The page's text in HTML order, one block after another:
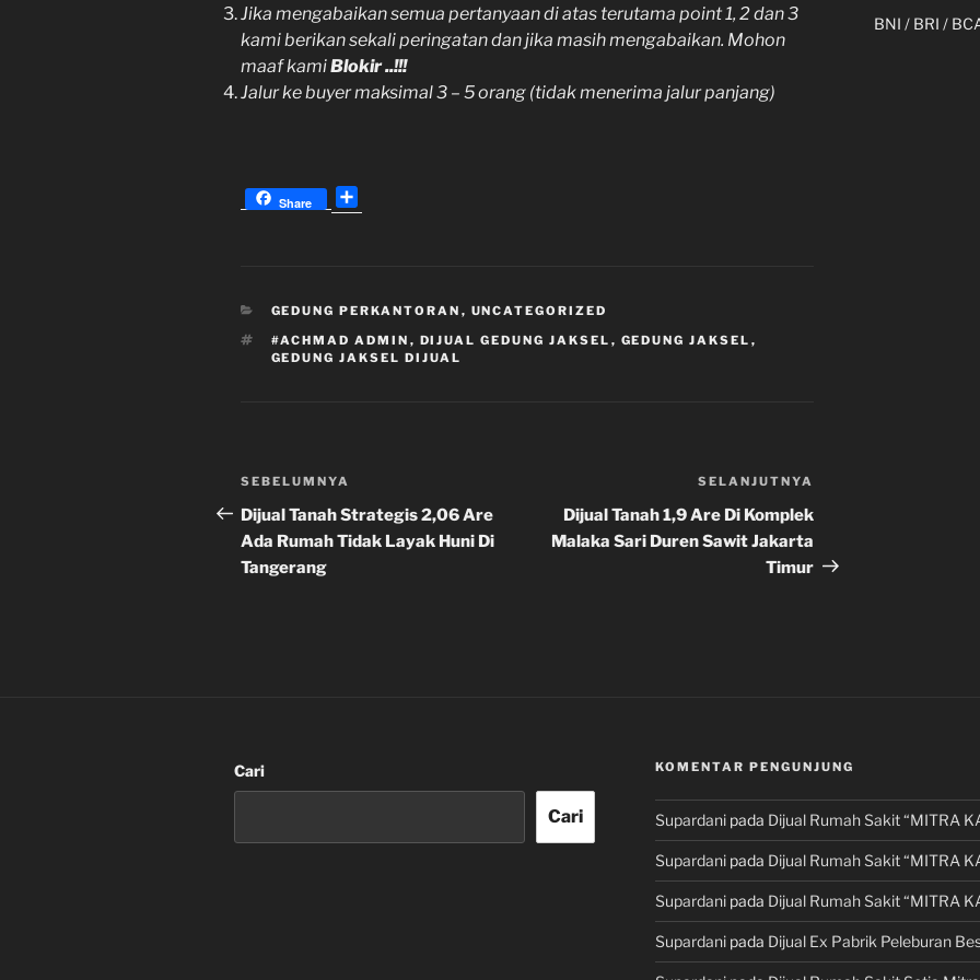
Jika mengabaikan semua pertanyaan di atas terutama point 1, 2 dan 3
kami berikan sekali peringatan dan jika masih mengabaikan. Mohon
maaf kamiBlokir ..!!!
Jalur ke buyer maksimal 3 – 5 orang (tidak menerima jalur panjang)
Share
h
KATEGORI
GEDUNG PERKANTORAN , UNCATEGORIZED
TAG
#ACHMAD ADMIN , DIJUAL GEDUNG JAKSEL , GEDUNG JAKSEL ,
GEDUNG JAKSEL DIJUAL
Navigasi
pos
Pos
Sebelumnya
SEBELUMNYA
Dijual Tanah Strategis 2,06 Are
Ada Rumah Tidak Layak Huni Di
Tangerang
Selanjutnya
SELANJUTNYA
Dijual Tanah 1,9 Are Di Komplek
Malaka Sari Duren Sawit Jakarta
Timur
BNI / BRI /
Cari
Cari
KOMENTAR PENGUNJUNG
Supardanipada Dijual Rumah Sakit “MITRA
Supardanipada Dijual Rumah Sakit “MITRA
Supardanipada Dijual Rumah Sakit “MITRA
Supardanipada Dijual Ex Pabrik Peleburan